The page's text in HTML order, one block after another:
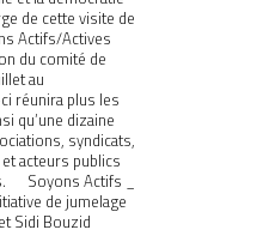
de cette visite de
Actifs/Actives
du comité de
au
réunira plus les
qu’une dizaine
syndicats,
acteurs publics
Soyons Actifs _
de jumelage
Sidi Bouzid